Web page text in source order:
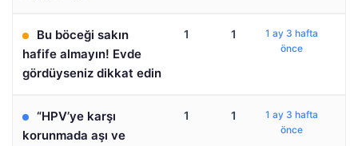
Bu böceği sakın
hafife almayın! Evde
gördüyseniz dikkat edin
1 1
1 ay 3 hafta
önce
“HPV’ye karşı
korunmada aşı ve
1 1
1 ay 3 hafta
önce